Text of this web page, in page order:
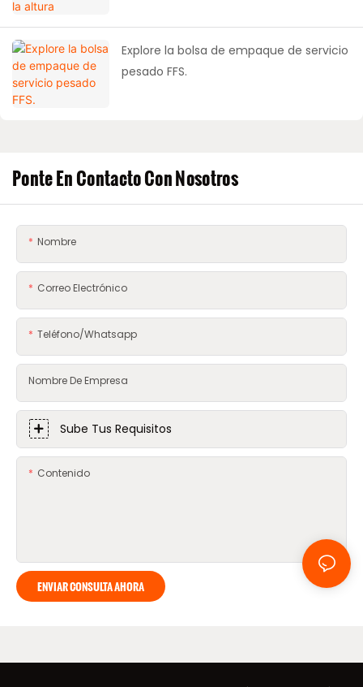
Explore la bolsa de empaque de servicio
pesado FFS.
Ponte En Contacto Con Nosotros
Nombre
Correo Electrónico
Teléfono/whatsapp
Nombre De Empresa
Sube Tus Requisitos
Contenido
ENVIAR CONSULTA AHORA